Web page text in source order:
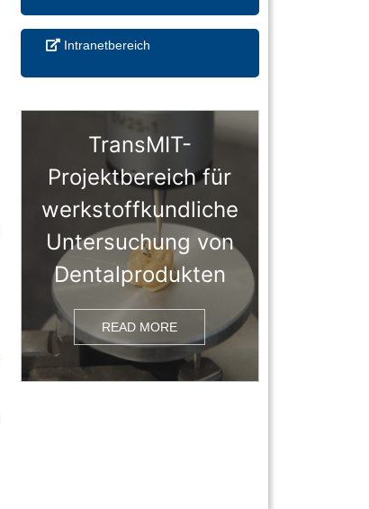
Intranetbereich
TransMIT-
Projektbereich für
werkstoffkundliche
Untersuchung von
Dentalprodukten
READ MORE